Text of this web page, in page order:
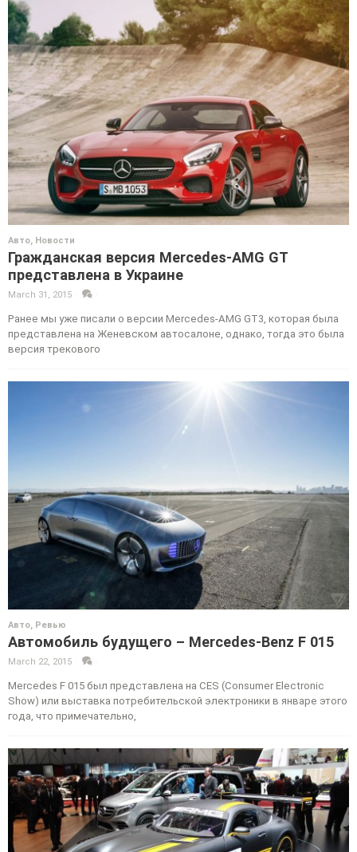
Авто Новости
Гражданская версия Mercedes-AMG GT
представлена в Украине
March 31, 2015
Ранее мы уже писали о версии Mercedes-AMG GT3, которая была
представлена на Женевском автосалоне, однако, тогда это была
версия трекового
Авто, Ревью
Автомобиль будущего – Mercedes-Benz F 015
March 22, 2015
Mercedes F 015 был представлена на CES (Consumer Electronic
Show) или выставка потребительской электроники в январе этого
года, что примечательно,